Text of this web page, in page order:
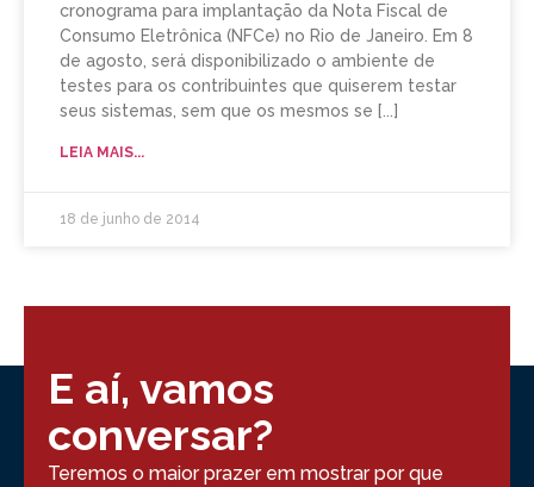
cronograma para implantação da Nota Fiscal de
Consumo Eletrônica (NFCe) no Rio de Janeiro. Em 8
de agosto, será disponibilizado o ambiente de
testes para os contribuintes que quiserem testar
seus sistemas, sem que os mesmos se
LEIA MAIS...
18 de junho de 2014
E aí, vamos
conversar?
Teremos o maior prazer em mostrar por que